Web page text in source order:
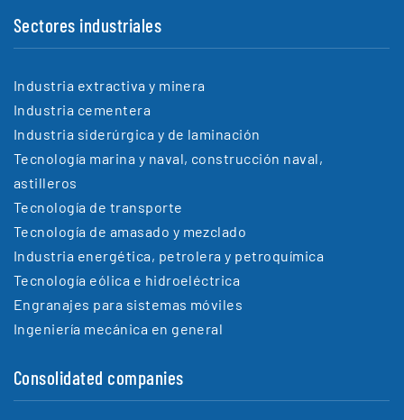
Sectores industriales
Industria extractiva y minera
Industria cementera
Industria siderúrgica y de laminación
Tecnología marina y naval, construcción naval,
astilleros
Tecnología de transporte
Tecnología de amasado y mezclado
Industria energética, petrolera y petroquímica
Tecnología eólica e hidroeléctrica
Engranajes para sistemas móviles
Ingeniería mecánica en general
Consolidated companies